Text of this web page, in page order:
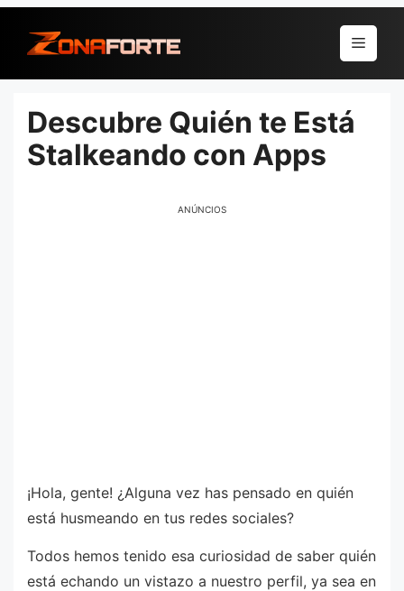
para
conteúdo
Menu
Descubre Quién te Está
Stalkeando con Apps
ANÚNCIOS
¡Hola, gente! ¿Alguna vez has pensado en quién
está husmeando en tus redes sociales?
Todos hemos tenido esa curiosidad de saber quién
está echando un vistazo a nuestro perfil, ya sea en